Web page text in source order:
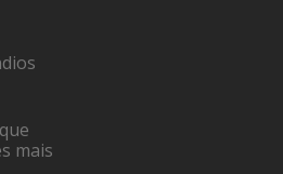
mais